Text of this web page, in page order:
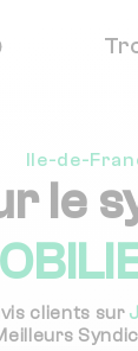
Ile-de-
le
clients sur